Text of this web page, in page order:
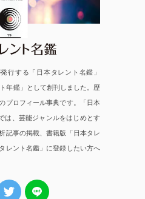
行する「日本タレント名鑑」
年鑑」として創刊しました。歴
プロフィール事典です。「日本
は、芸能ジャンルをはじめとす
記事の掲載、書籍版「日本タレ
レント名鑑」に登録したい方へ